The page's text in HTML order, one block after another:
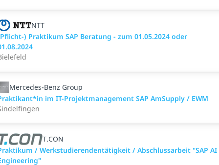
NTT
) Praktikum SAP Beratung - zum 01.05.2024 oder
Mercedes-Benz Group
im IT-Projektmanagement SAP AmSupply / EWM
T.CON
/ Werkstudierendentätigkeit / Abschlussarbeit "SAP AI